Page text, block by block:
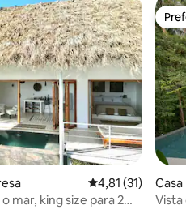
5, 33 avaliações4,81 de uma
4,81 (31)
mar, king size para 2
Casa
Vista